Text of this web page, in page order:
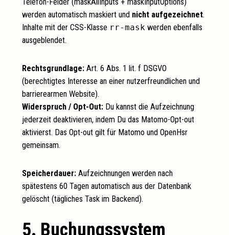
werden automatisch maskiert und nicht aufgezeichnet.
Inhalte mit der CSS-Klasse rr-mask werden ebenfalls
ausgeblendet.
Rechtsgrundlage:Art. 6 Abs. 1 lit. f DSGVO
(berechtigtes Interesse an einer nutzerfreundlichen und
barrierearmen Website).
Widerspruch / Opt-Out:Du kannst die Aufzeichnung
jederzeit deaktivieren, indem Du das Matomo-Opt-out
aktivierst. Das Opt-out gilt für Matomo und OpenHsr
gemeinsam.
Speicherdauer:Aufzeichnungen werden nach
spätestens 60 Tagen automatisch aus der Datenbank
gelöscht (tägliches Task im Backend).
5. Buchungssystem